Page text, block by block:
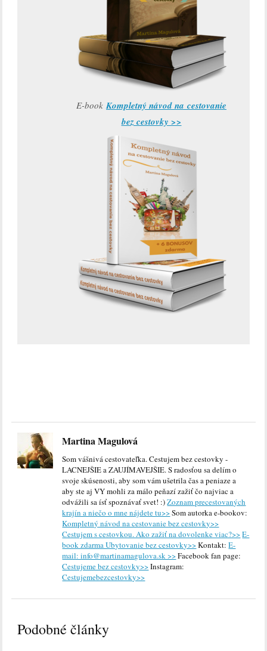
E-bookKompletný návod na cestovanie
bez cestovky >>
Martina Magulová
Som vášnivá cestovateľka. Cestujem bez cestovky -
LACNEJŠIE a ZAUJÍMAVEJŠIE. S radosťou sa delím o
svoje skúsenosti, aby som vám ušetrila čas a peniaze a
aby ste aj VY mohli za málo peňazí zažiť čo najviac a
odvážili sa ísť spoznávať svet! :)Zoznam precestovaných
krajín a niečo o mne nájdete tu>>Som autorka e-bookov:
Kompletný návod na cestovanie bez cestovky>>
Cestujem s cestovkou. Ako zažiť na dovolenke viac?>>E-
book zdarma Ubytovanie bez cestovky>>Kontakt:E-
mail: info@martinamagulova.sk >>Facebook fan page:
Cestujeme bez cestovky>>Instagram:
Cestujemebezcestovky>>
Podobné články